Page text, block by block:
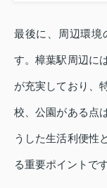
最後に、周辺環境
す。樟葉駅周辺に
が充実しており、
校、公園がある点
うした生活利便性
る重要ポイントです